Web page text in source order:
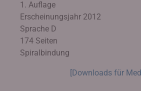
1. Auflage
Erscheinungsjahr 2012
Sprache D
174 Seiten
Spiralbindung
[Downloads für